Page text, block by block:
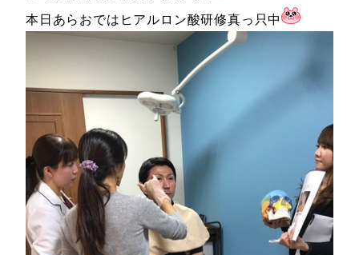
本日あらおではヒアルロン酸研修真っ只中